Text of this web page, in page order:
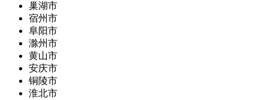
巢湖市
宿州市
阜阳市
滁州市
黄山市
安庆市
铜陵市
淮北市